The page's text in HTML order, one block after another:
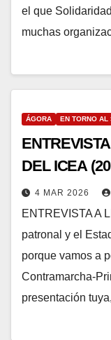
el que
muchas
ÁGORA EN TORNO AL
DEL ICEA
4 MAR 2026
ENTREVISTA A
patronal y el
porque vamos a
Contramarcha-
presentación tuya,